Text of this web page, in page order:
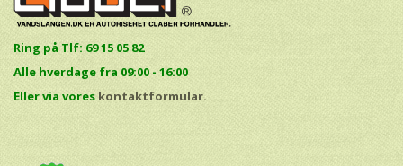
Ring på Tlf: 69 15 05 82
Alle hverdage fra 09:00 - 16:00
Eller via vores kontaktformular.